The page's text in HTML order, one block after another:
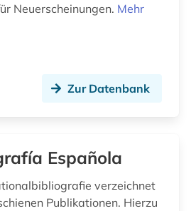
Neuerscheinungen. Mehr
Zur Datenbank
Española
verzeichnet
Publikationen. Hierzu